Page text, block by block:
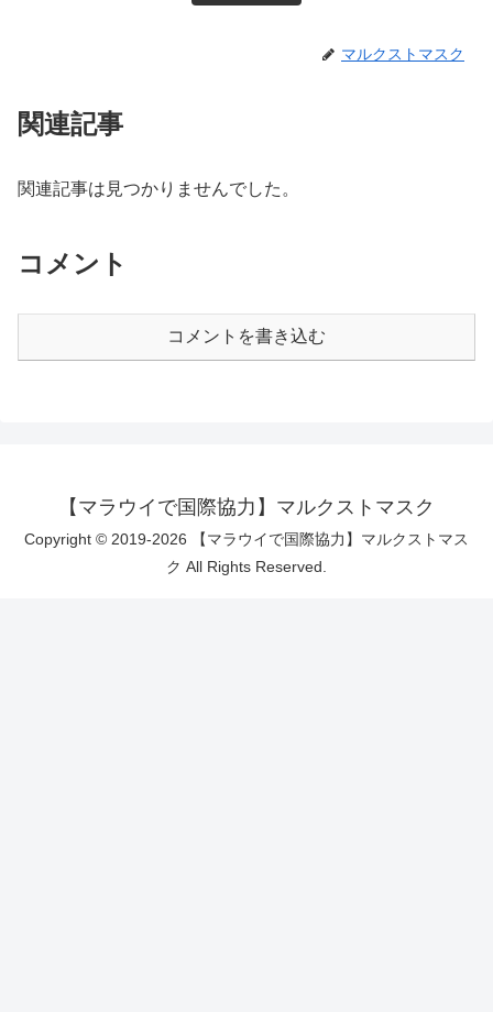
マルクストマスク
関連記事
関連記事は見つかりませんでした。
コメント
コメントを書き込む
【マラウイで国際協力】マルクストマスク
Copyright © 2019-2026 【マラウイで国際協力】マルクストマス
ク All Rights Reserved.